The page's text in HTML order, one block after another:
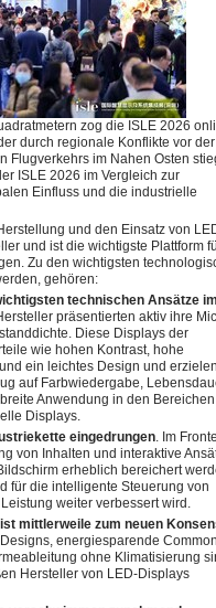
zog die ISLE 2026
durch regionale Konflikte vor der
Flugverkehrs im Nahen Osten
ISLE 2026 im Vergleich zur
Einfluss und die industrielle
und den Einsatz von
und ist die wichtigste Plattform
Zu den wichtigsten
gehören:
technischen Ansätze
präsentierten aktiv ihre
Diese Displays der
wie hohen Kontrast, hohe
ein leichtes Design und
auf Farbwiedergabe,
Anwendung in den Bereichen
Displays.
eingedrungen. Im
von Inhalten und interaktive
erheblich bereichert
für die intelligente Steuerung von
weiter verbessert wird.
mittlerweile zum neuen
energiesparende
ohne Klimatisierung
Hersteller von LED-Displays